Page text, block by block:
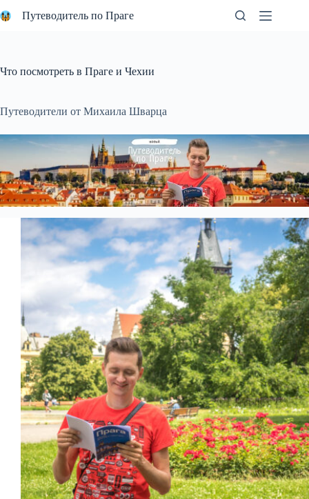
к
Путеводитель по Праге
Что посмотреть в Праге и Чехии
Путеводители от Михаила Шварца